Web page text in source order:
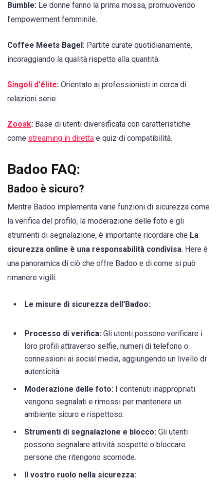
Bumble: Le donne fanno la prima mossa, promuovendo
l'empowerment femminile.
Coffee Meets Bagel: Partite curate quotidianamente,
incoraggiando la qualità rispetto alla quantità.
Singoli d'élite: Orientato ai professionisti in cerca di
relazioni serie.
Zoosk: Base di utenti diversificata con caratteristiche
come streaming in diretta e quiz di compatibilità.
Badoo FAQ:
Badoo è sicuro?
Mentre Badoo implementa varie funzioni di sicurezza come
la verifica del profilo, la moderazione delle foto e gli
strumenti di segnalazione, è importante ricordare che La
sicurezza online è una responsabilità condivisa. Here è
una panoramica di ciò che offre Badoo e di come si può
rimanere vigili:
Le misure di sicurezza dell'Badoo:
Processo di verifica: Gli utenti possono verificare i
loro profili attraverso selfie, numeri di telefono o
connessioni ai social media, aggiungendo un livello di
autenticità.
Moderazione delle foto: I contenuti inappropriati
vengono segnalati e rimossi per mantenere un
ambiente sicuro e rispettoso.
Strumenti di segnalazione e blocco: Gli utenti
possono segnalare attività sospette o bloccare
persone che ritengono scomode.
Il vostro ruolo nella sicurezza: